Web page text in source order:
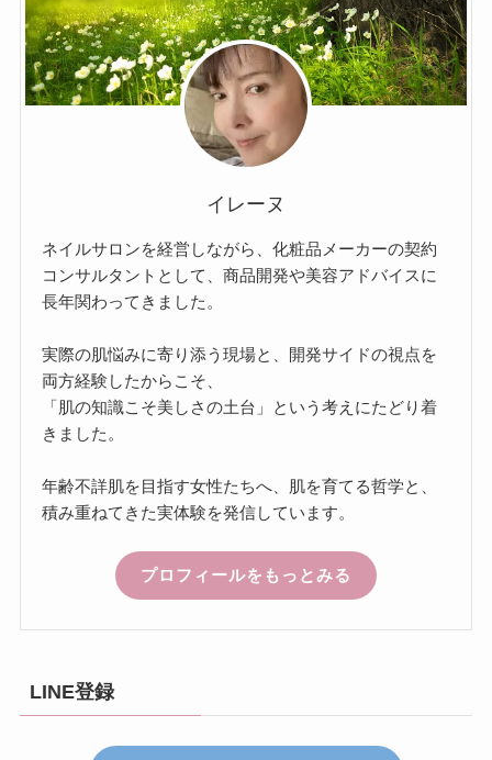
イレーヌ
ネイルサロンを経営しながら、化粧品メーカーの契約
コンサルタントとして、商品開発や美容アドバイスに
長年関わってきました。
実際の肌悩みに寄り添う現場と、開発サイドの視点を
両方経験したからこそ、
「肌の知識こそ美しさの土台」という考えにたどり着
きました。
年齢不詳肌を目指す女性たちへ、肌を育てる哲学と、
積み重ねてきた実体験を発信しています。
プロフィールをもっとみる
LINE登録